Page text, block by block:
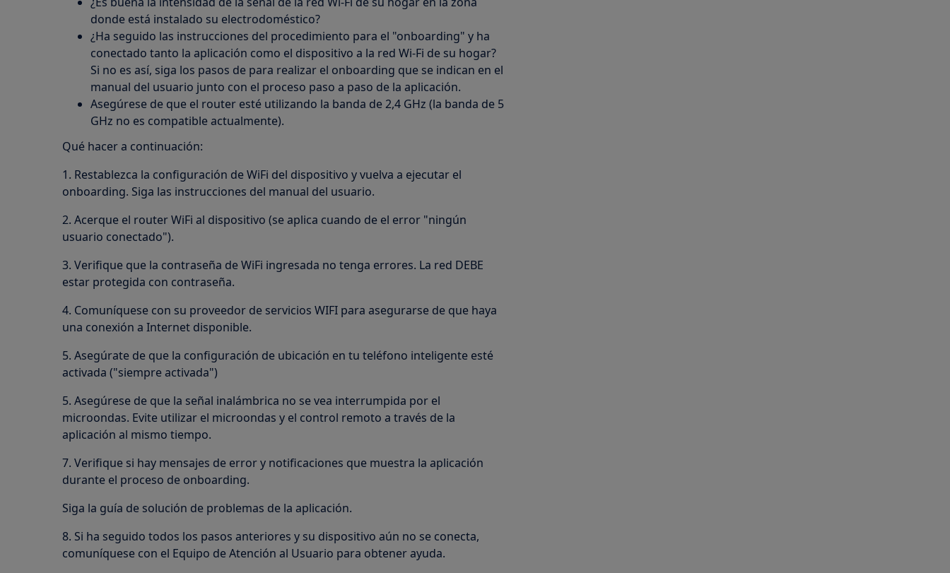
donde está instalado su electrodoméstico?
¿Ha seguido las instrucciones del procedimiento para el "onboarding" y ha
conectado tanto la aplicación como el dispositivo a la red Wi-Fi de su hogar?
Si no es así, siga los pasos de para realizar el onboarding que se indican en el
manual del usuario junto con el proceso paso a paso de la aplicación.
Asegúrese de que el router esté utilizando la banda de 2,4 GHz (la banda de 5
GHz no es compatible actualmente).
Qué hacer a continuación:
1. Restablezca la configuración de WiFi del dispositivo y vuelva a ejecutar el
onboarding. Siga las instrucciones del manual del usuario.
2. Acerque el router WiFi al dispositivo (se aplica cuando de el error "ningún
usuario conectado").
3. Verifique que la contraseña de WiFi ingresada no tenga errores. La red DEBE
estar protegida con contraseña.
4. Comuníquese con su proveedor de servicios WIFI para asegurarse de que haya
una conexión a Internet disponible.
5. Asegúrate de que la configuración de ubicación en tu teléfono inteligente esté
activada ("siempre activada")
5. Asegúrese de que la señal inalámbrica no se vea interrumpida por el
microondas. Evite utilizar el microondas y el control remoto a través de la
aplicación al mismo tiempo.
7. Verifique si hay mensajes de error y notificaciones que muestra la aplicación
durante el proceso de onboarding.
Siga la guía de solución de problemas de la aplicación.
8. Si ha seguido todos los pasos anteriores y su dispositivo aún no se conecta,
comuníquese con el Equipo de Atención al Usuario para obtener ayuda.